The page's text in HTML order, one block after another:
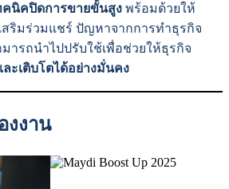
คนิคปิดการขายขั้นสูง พร้อมด้วยให้
สริมร่วมแชร์ ปัญหาจากการทำธุรกิจ
ารถนำไปปรับใช้เพื่อช่วยให้ธุรกิจ
ะเติบโตได้อย่างมั่นคง
งงาน